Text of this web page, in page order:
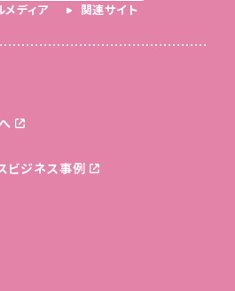
メディア 関連サイト
ビジネス事例